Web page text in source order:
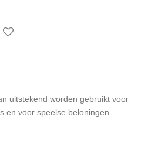
uitstekend worden gebruikt voor
en voor speelse beloningen.